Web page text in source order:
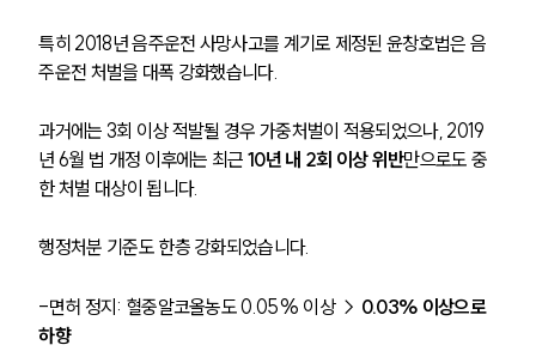
특히 2018년 음주운전 사망사고를 계기로 제정된 윤창호법은 음
주운전 처벌을 대폭 강화했습니다.
과거에는 3회 이상 적발될 경우 가중처벌이 적용되었으나, 2019
년 6월 법 개정 이후에는 최근 10년 내 2회 이상 위반만으로도 중
한 처벌 대상이 됩니다.
행정처분 기준도 한층 강화되었습니다.
-면허 정지: 혈중알코올농도 0.05% 이상 → 0.03% 이상으로
하향